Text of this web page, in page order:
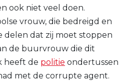
ook niet veel doen.
vrouw, die bedreigd en
delen dat zij moet stoppen
de buurvrouw die dit
heeft de politie ondertussen
met de corrupte agent.